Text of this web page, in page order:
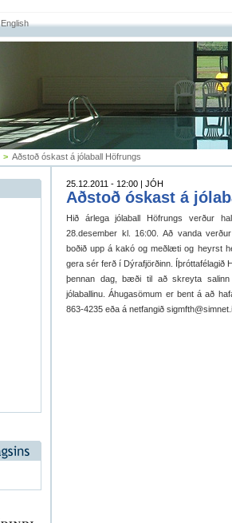
English
> Aðstoð óskast á jólaball Höfrungs
25.12.2011 - 12:00 | JÓH
Aðstoð óskast á
Hið árlega jólaball Höfrungs verður
28.desember kl. 16:00. Að vanda
boðið upp á kakó og meðlæti og heyrst
gera sér ferð í Dýrafjörðinn. Íþróttafélagið
þennan dag, bæði til að skreyta
jólaballinu. Áhugasömum er bent á að
863-4235 eða á netfangið